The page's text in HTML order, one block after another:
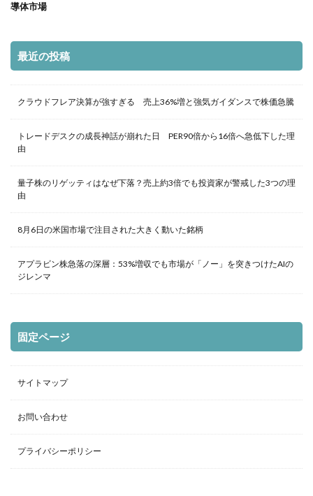
導体市場
最近の投稿
クラウドフレア決算が強すぎる 売上36%増と強気ガイダンスで株価急騰
トレードデスクの成長神話が崩れた日 PER90倍から16倍へ急低下した理
由
量子株のリゲッティはなぜ下落？売上約3倍でも投資家が警戒した3つの理
由
8月6日の米国市場で注目された大きく動いた銘柄
アプラビン株急落の深層：53%増収でも市場が「ノー」を突きつけたAIの
ジレンマ
固定ページ
サイトマップ
お問い合わせ
プライバシーポリシー